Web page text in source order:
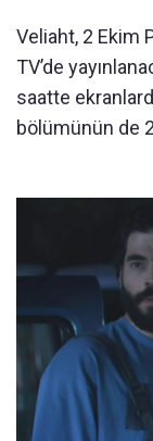
Veliaht, 2 Ekim
TV’de
saatte
bölümünün de